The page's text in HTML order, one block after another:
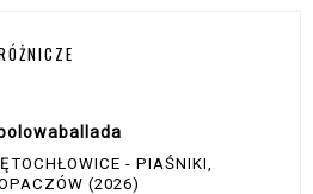
- PIAŚNIKI,
(2026)